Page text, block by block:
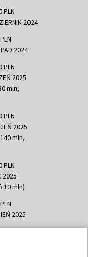
PLN
2024
2024
PLN
2025
mln,
PLN
2025
mln,
PLN
2025
10 mln)
2025